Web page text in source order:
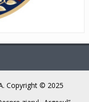
Copyright © 2025